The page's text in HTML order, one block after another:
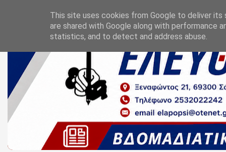
This site uses cookies from Google to deliver its
are shared with Google along with performance
statistics, and to detect and address abuse.